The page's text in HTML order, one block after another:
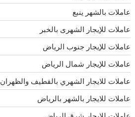
عاملات بالشهر ينبع
عاملات للإيجار الشهرى بالخبر
عاملات للإيجار جنوب الرياض
عاملات للإيجار شمال الرياض
عاملات للايجار الشهري بالقطيف والظهران
عاملات للايجار بالشهر بالرياض